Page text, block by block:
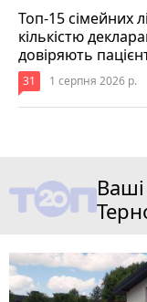
Топ-15 сімейних
кількістю
довіряють
31 1 серпня 2026 р.